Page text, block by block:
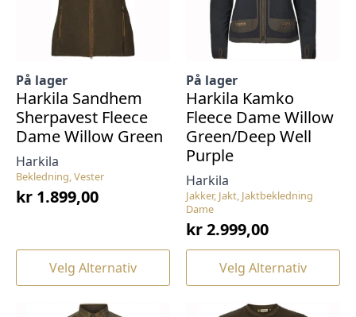
produktsiden
produktsiden
Bekledning, Vester
Harkila
På lager
Harkila Sandhem
Sherpavest Fleece
Dame Willow Green
kr 1.899,00
Velg Alternativ
Dette
produktet
Jakker, Jakt, Jaktbekledning
Dame
Harkila
På lager
Harkila Kamko
Fleece Dame Willow
Green/Deep Well
Purple
kr2.999,00
Velg Alternativ
Dette
produktet